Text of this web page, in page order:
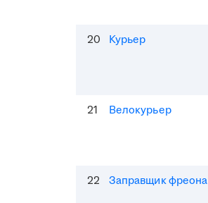
20 Курьер
21 Велокурьер
22 Заправщик фреона